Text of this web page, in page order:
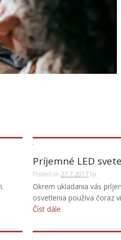
Príjemné LED
Posted on 27.7.2017 by
Okrem ukladania vás
osvetlenia používa čoraz
Číst dále